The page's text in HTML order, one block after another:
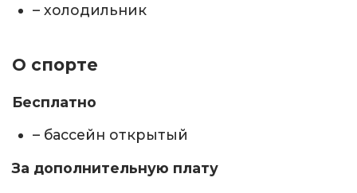
– холодильник
О спорте
Бесплатно
– бассейн открытый
За дополнительную плату